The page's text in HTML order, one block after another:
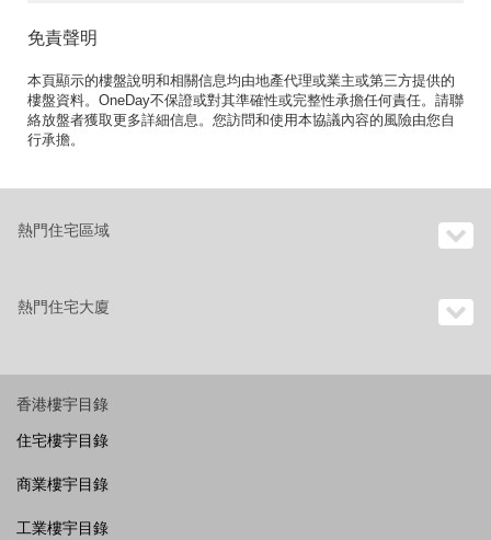
免責聲明
本頁顯示的樓盤說明和相關信息均由地產代理或業主或第三方提供的
樓盤資料。OneDay不保證或對其準確性或完整性承擔任何責任。請聯
絡放盤者獲取更多詳細信息。您訪問和使用本協議內容的風險由您自
行承擔。
熱門住宅區域
熱門住宅大廈
香港樓宇目錄
住宅樓宇目錄
商業樓宇目錄
工業樓宇目錄